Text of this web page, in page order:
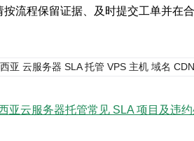
按流程保留证据、及时提交工单并在
亚 云服务器 SLA 托管 VPS 主机 域名
亚云服务器托管常见 SLA 项目及违